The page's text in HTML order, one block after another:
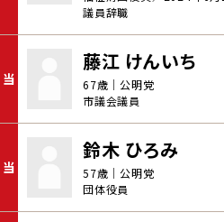
議員辞職
当
藤江 けんいち
67歳｜公明党
市議会議員
当
鈴木 ひろみ
57歳｜公明党
団体役員